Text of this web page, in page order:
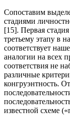
Сопоставим
стадиями
[15]. Первая
третьему этапу в
соответствует
аналогии на всех
соответствия не
различные
конгруэнтность.
известной схеме